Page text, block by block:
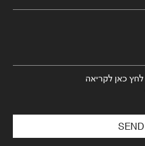
לחץ כאן לקריאה